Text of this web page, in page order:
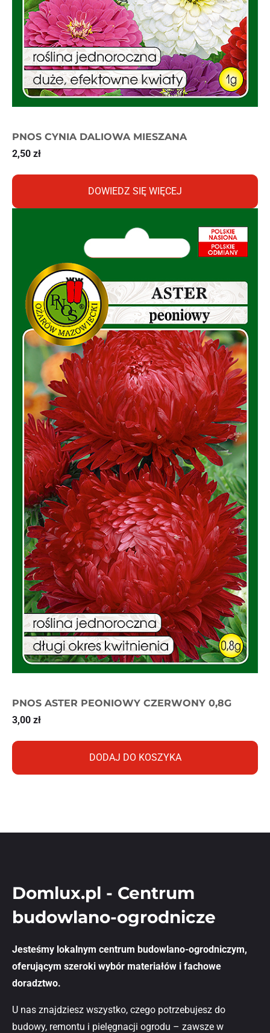
PNOS CYNIA DALIOWA MIESZANA
2,50 zł
DOWIEDZ SIĘ WIĘCEJ
PNOS ASTER PEONIOWY CZERWONY 0,8G
3,00 zł
DODAJ DO KOSZYKA
Domlux.pl - Centrum
budowlano-ogrodnicze
Jesteśmy lokalnym centrum budowlano-ogrodniczym,
oferującym szeroki wybór materiałów i fachowe
doradztwo.
U nas znajdziesz wszystko, czego potrzebujesz do
budowy, remontu i pielęgnacji ogrodu – zawsze w